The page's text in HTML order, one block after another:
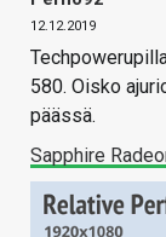
12.12.2019
580. Oisko
päässä.
Sapphire